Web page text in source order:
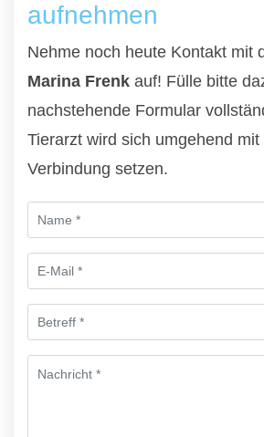
aufnehmen
Nehme noch heute Kontakt mit
Marina Frenk auf! Fülle bitte
nachstehende Formular
Tierarzt wird sich umgehend mit
Verbindung setzen.